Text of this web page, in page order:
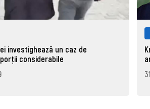
investighează un caz de
considerabile